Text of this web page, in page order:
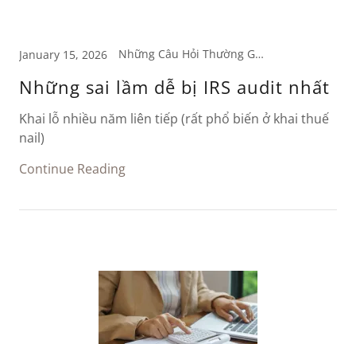
January 15, 2026 Những Câu Hỏi Thường Gặp
Những sai lầm dễ bị IRS audit nhất
Khai lỗ nhiều năm liên tiếp (rất phổ biến ở khai thuế
nail)
Continue Reading